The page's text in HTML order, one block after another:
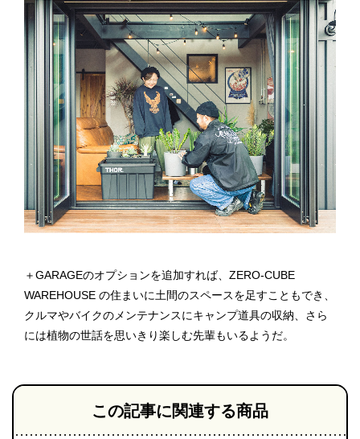
＋GARAGEのオプションを追加すれば、 ZERO-CUBE
WAREHOUSE の住まいに土間のスペースを足すこともでき、
クルマやバイクのメンテナンスにキャンプ道具の収納、さら
には植物の世話を思いきり楽しむ先輩もいるようだ。
この記事に関連する商品